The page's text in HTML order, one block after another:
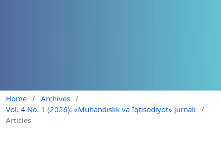
Home / Archives /
Vol. 4 No. 1 (2026): «Muhandislik va Iqtisodiyot» jurnali
/
Articles